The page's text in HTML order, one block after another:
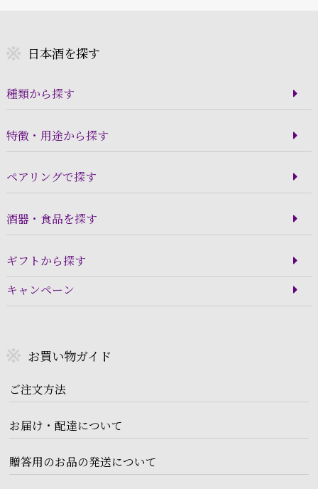
日本酒を探す
種類から探す
特徴・用途から探す
ペアリングで探す
酒器・食品を探す
ギフトから探す
キャンペーン
お買い物ガイド
ご注文方法
お届け・配達について
贈答用のお品の発送について